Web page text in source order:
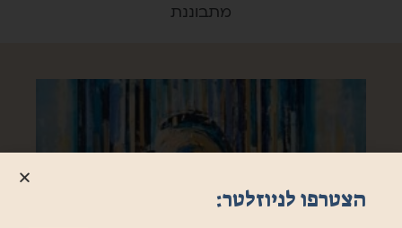
מתבוננת
הצטרפו לניוזלטר: